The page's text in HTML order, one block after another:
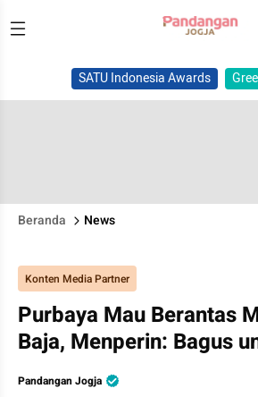
SATU Indonesia Awards
Beranda News
Konten Media Partner
Purbaya Mau Berantas
Baja, Menperin: Bagus
Pandangan Jogja